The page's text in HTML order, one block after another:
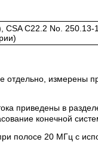
CSA C22.2 No.
отдельно, измерены
приведены в
конечной
полосе 20 МГц с